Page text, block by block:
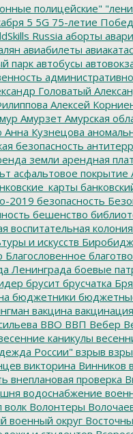
полицейские"
5 5G 75-летие
Russia аборты
авиабилеты
парк автобусы
Головатый
Алексей
Амурзет Амурская
Анна Кузнецова
безопасность
земли арендная
асфальтовое покрытие
2019 безопасность
бешенство
воспитательная колония
и искусств
Благословенное
Ленинграда боевые
брусит брусчатка
бюджетники
вакцина вакцинация
ВВО ВВП Вебер
каникулы
России" взрыв
викторина Винников
внеплановая проверка
водоснабжение
волк Волонтеры
военный округ